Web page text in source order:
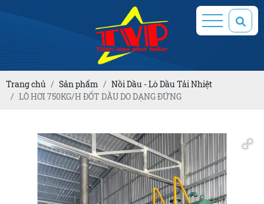
Trang chủ Sản phẩm
Nồi Dầu - Lò Dầu Tải Nhiệt
LÒ HƠI 750KG/H ĐỐT DẦU DO DẠNG ĐỨNG